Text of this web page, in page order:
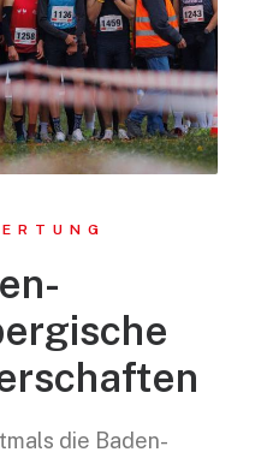
die Baden-